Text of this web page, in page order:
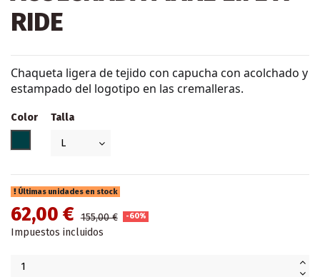
RIDE
Chaqueta ligera de tejido con capucha con acolchado y
estampado del logotipo en las cremalleras.
Color
AZUL/VERDE
Talla
Últimas unidades en stock
62,00 € 155,00 € -60%
Impuestos incluidos